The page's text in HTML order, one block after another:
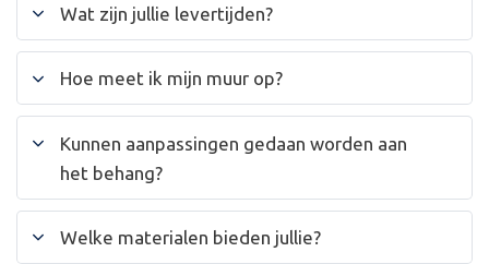
Wat zijn jullie levertijden?
Hoe meet ik mijn muur op?
Kunnen aanpassingen gedaan worden aan
het behang?
Welke materialen bieden jullie?